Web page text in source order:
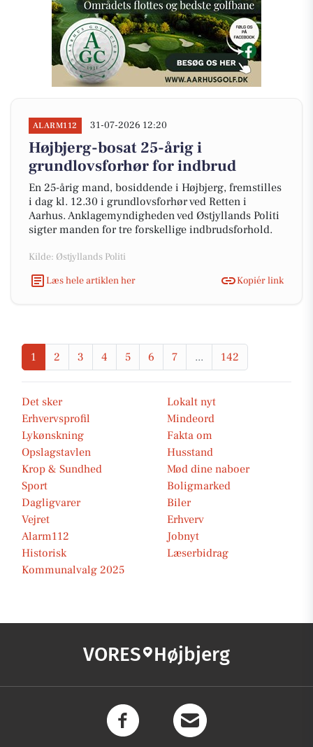
ALARM112 31-07-2026 12:20
Højbjerg-bosat 25-årig i
grundlovsforhør for indbrud
En 25-årig mand, bosiddende i Højbjerg, fremstilles
i dag kl. 12.30 i grundlovsforhør ved Retten i
Aarhus. Anklagemyndigheden ved Østjyllands Politi
sigter manden for tre forskellige indbrudsforhold.
Kilde: Østjyllands Politi
Læs hele artiklen her
Kopiér link
1 2 3 4 5 6 7 ... 142
Det sker
Lokalt nyt
Erhvervsprofil
Mindeord
Lykønskning
Fakta om
Opslagstavlen
Husstand
Krop & Sundhed
Mød dine naboer
Sport
Boligmarked
Dagligvarer
Biler
Vejret
Erhverv
Alarm112
Jobnyt
Historisk
Læserbidrag
Kommunalvalg 2025
VORES Højbjerg